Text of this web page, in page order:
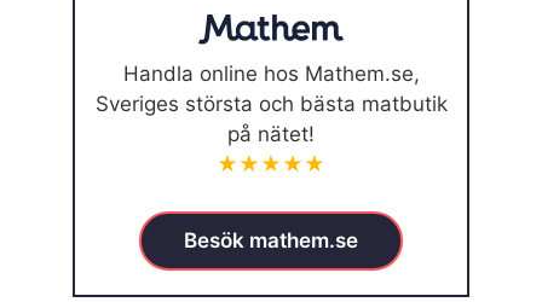
Handla online hos Mathem.se,
Sveriges största och bästa matbutik
på nätet!
★★★★★
Besök mathem.se